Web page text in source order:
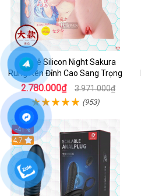
Búp Bê Silicon Night Sakura
Rung Rên Đỉnh Cao Sang Trọng
2.780.000₫ 3.971.000₫
(953)
-41%
Hot
4.7